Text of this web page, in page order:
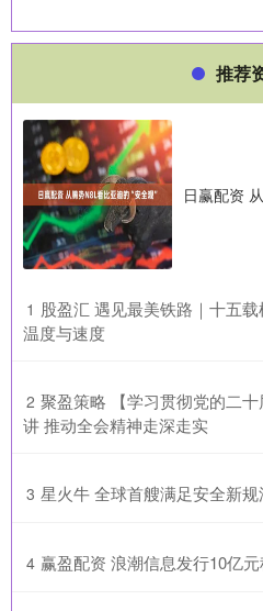
推荐
日赢配资
1 股盈汇 遇见最美铁路｜十五
温度与速度
2 聚盈策略 【学习贯彻党的二
讲 推动全会精神走深走实
3 星火牛 全球首艘满足安全新
4 赢盈配资 浪潮信息发行10亿